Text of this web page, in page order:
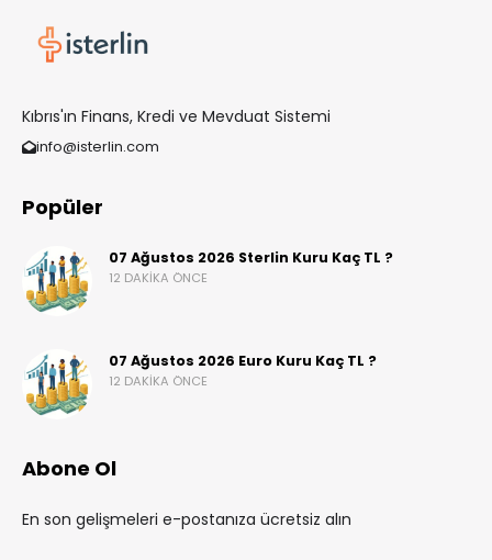
Kıbrıs'ın Finans, Kredi ve Mevduat Sistemi
info@isterlin.com
Popüler
07 Ağustos 2026 Sterlin Kuru Kaç TL ?
12 DAKIKA ÖNCE
07 Ağustos 2026 Euro Kuru Kaç TL ?
12 DAKIKA ÖNCE
Abone Ol
En son gelişmeleri e-postanıza ücretsiz alın